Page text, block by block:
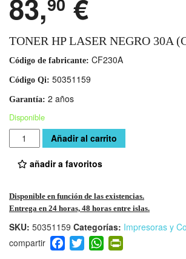
83, €
TONER HP LASER NEGRO 30A
Código de fabricante: CF230A
Código Qi: 50351159
Garantía: 2 años
Disponible
Cantidad Añadir al carrito
añadir a favoritos
Disponible en función de las existencias.
Entrega en 24 horas, 48 horas entre islas.
SKU: 50351159 Categorías: Impresoras y
F T W